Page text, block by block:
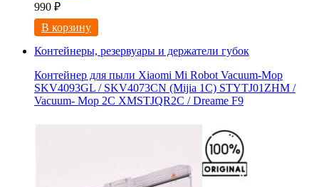
990 ₽
В корзину
Контейнеры, резервуары и держатели губок
Контейнер для пыли Xiaomi Mi Robot Vacuum-Mop
SKV4093GL / SKV4073CN (Mijia 1C) STYTJ01ZHM /
Vacuum- Mop 2C XMSTJQR2C / Dreame F9